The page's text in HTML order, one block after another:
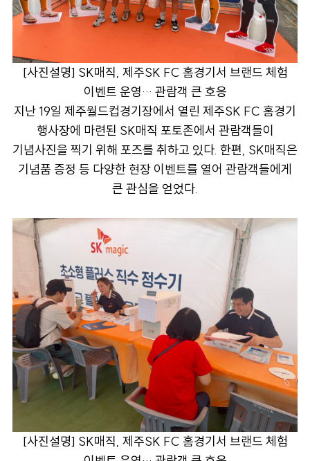
[사진설명] SK매직, 제주SK FC 홈경기서 브랜드 체험
이벤트 운영… 관람객 큰 호응
지난 19일 제주월드컵경기장에서 열린 제주SK FC 홈경기
행사장에 마련된 SK매직 포토존에서 관람객들이
기념사진을 찍기 위해 포즈를 취하고 있다. 한편, SK매직은
기념품 증정 등 다양한 현장 이벤트를 열어 관람객들에게
큰 관심을 얻었다.
[사진설명] SK매직, 제주SK FC 홈경기서 브랜드 체험